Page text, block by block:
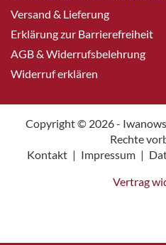
Versand & Lieferung
Erklärung zur Barrierefreiheit
AGB & Widerrufsbelehrung
Widerruf erklären
Copyright © 2026 -
Rechte
Kontakt | Impressum |
Vertrag